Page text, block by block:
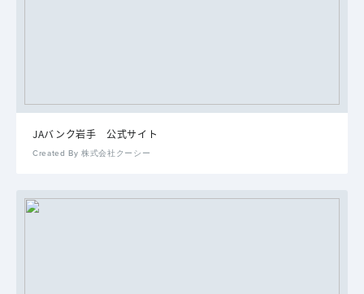
JAバンク岩手 公式サイト
Created By 株式会社クーシー